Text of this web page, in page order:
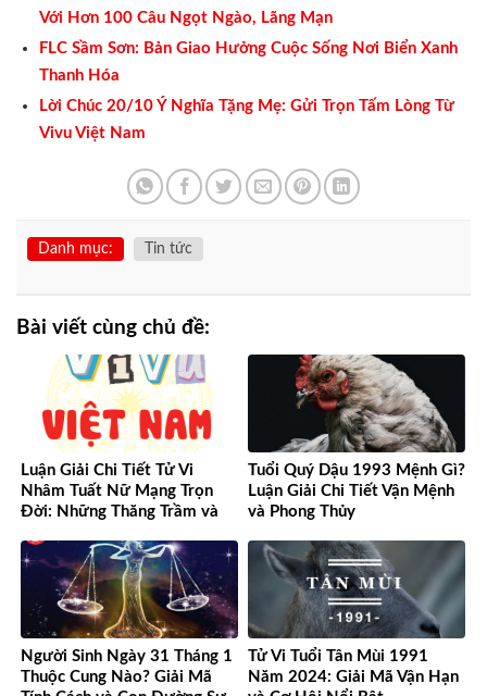
Với Hơn 100 Câu Ngọt Ngào, Lãng Mạn
FLC Sầm Sơn: Bản Giao Hưởng Cuộc Sống Nơi Biển Xanh
Thanh Hóa
Lời Chúc 20/10 Ý Nghĩa Tặng Mẹ: Gửi Trọn Tấm Lòng Từ
Vivu Việt Nam
Danh mục: Tin tức
Bài viết cùng chủ đề:
Luận Giải Chi Tiết Tử Vi
Nhâm Tuất Nữ Mạng Trọn
Đời: Những Thăng Trầm và
Tuổi Quý Dậu 1993 Mệnh Gì?
Luận Giải Chi Tiết Vận Mệnh
và Phong Thủy
Người Sinh Ngày 31 Tháng 1
Thuộc Cung Nào? Giải Mã
Tử Vi Tuổi Tân Mùi 1991
Năm 2024: Giải Mã Vận Hạn